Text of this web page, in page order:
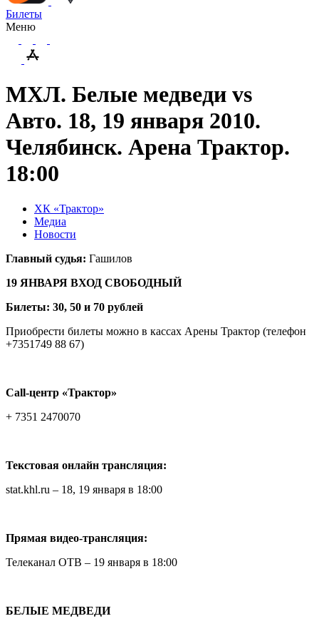
Билеты
Меню
МХЛ. Белые медведи vs
Авто. 18, 19 января 2010.
Челябинск. Арена Трактор.
18:00
ХК «Трактор»
Медиа
Новости
Главный судья: Гашилов
19 ЯНВАРЯ ВХОД СВОБОДНЫЙ
Билеты: 30, 50 и 70 рублей
Приобрести билеты можно в кассах Арены Трактор (телефон
+7351749 88 67)
Сall-центр «Трактор»
+ 7351 2470070
Текстовая онлайн трансляция:
stat.khl.ru – 18, 19 января в 18:00
Прямая видео-трансляция:
Телеканал ОТВ – 19 января в 18:00
БЕЛЫЕ МЕДВЕДИ